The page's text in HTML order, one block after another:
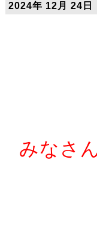
2024年 12月 24日
みなさ